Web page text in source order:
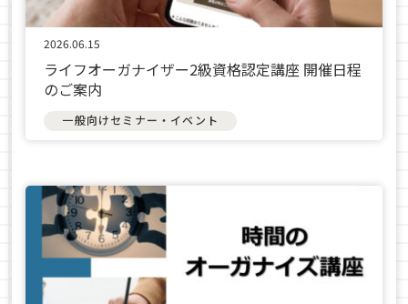
2026.06.15
ライフオーガナイザー2級資格認定講座 開催日程
のご案内
一般向けセミナー・イベント